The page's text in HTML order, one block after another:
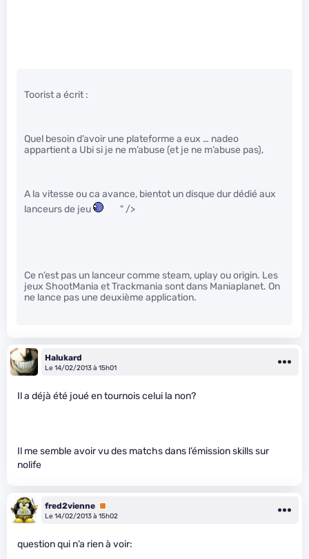
Toorist a écrit :
Quel besoin d’avoir une plateforme a eux … nadeo
appartient a Ubi si je ne m’abuse (et je ne m’abuse pas),
A la vitesse ou ca avance, bientot un disque dur dédié aux
lanceurs de jeu
" />
Ce n’est pas un lanceur comme steam, uplay ou origin. Les
jeux ShootMania et Trackmania sont dans Maniaplanet. On
ne lance pas une deuxième application.
Halukard
Le 14/02/2013 à 15h01
Il a déjà été joué en tournois celui la non?
Il me semble avoir vu des matchs dans l’émission skills sur
nolife
fred2vienne Premium
Le 14/02/2013 à 15h02
question qui n’a rien à voir: